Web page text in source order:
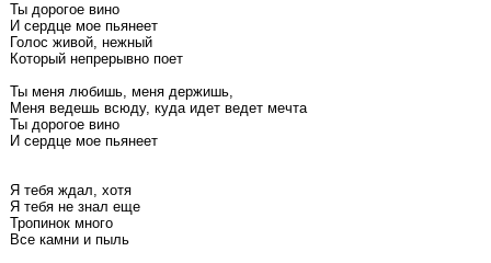
Ты дорогое вино
И сердце мое пьянеет
Голос живой, нежный
Который непрерывно поет
Ты меня любишь, меня держишь,
Меня ведешь всюду, куда идет ведет мечта
Ты дорогое вино
И сердце мое пьянеет
Я тебя ждал, хотя
Я тебя не знал еще
Тропинок много
Все камни и пыль